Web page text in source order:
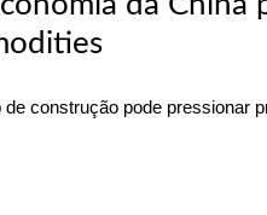
construção pode pressionar